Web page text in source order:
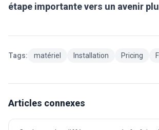
étape importante vers un avenir
Tags: matériel Installation Pricing
Articles connexes